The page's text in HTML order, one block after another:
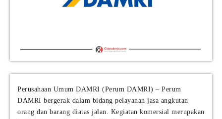
Perusahaan Umum DAMRI (Perum DAMRI) – Perum
DAMRI bergerak dalam bidang pelayanan jasa angkutan
orang dan barang diatas jalan. Kegiatan komersial merupakan